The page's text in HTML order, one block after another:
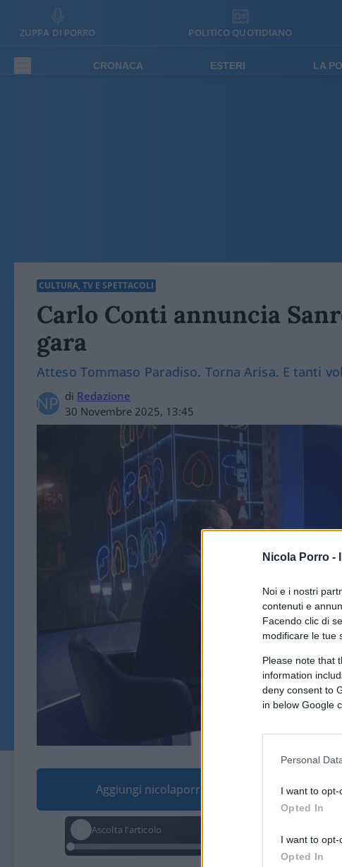
Nicola Porro -
Noi e i nostri
contenuti e
Facendo clic di
modificare le tue
Please note that
information
deny consent to
in below Google
Personal
I want to
Opted In
I want to
Opted In
ZUPPA DI PORRO POLITICO QUOTIDIANO
CRONACA ESTERI LA
CULTURA, TV E SPETTACOLI
Carlo Conti annuncia
gara
Atteso Tommaso Paradiso. Torna Arisa. E tanti
di Redazione
30 Novembre 2025, 13:45
Aggiungi nicolaporro.it alle tue fonti preferite
Ascolta l'articolo